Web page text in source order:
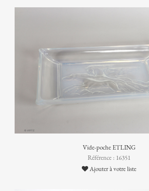
Vide-poche ETLING
Référence : 16351
Ajouter à votre liste